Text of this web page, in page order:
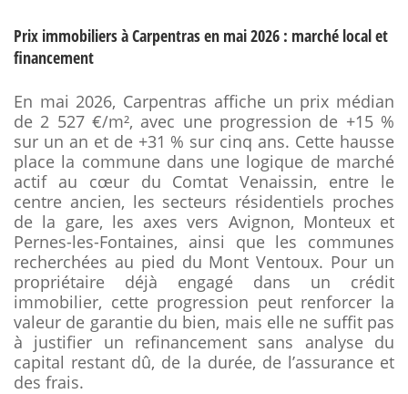
Prix immobiliers à Carpentras en mai 2026 : marché local et
financement
En mai 2026, Carpentras affiche un prix médian
de 2 527 €/m², avec une progression de +15 %
sur un an et de +31 % sur cinq ans. Cette hausse
place la commune dans une logique de marché
actif au cœur du Comtat Venaissin, entre le
centre ancien, les secteurs résidentiels proches
de la gare, les axes vers Avignon, Monteux et
Pernes-les-Fontaines, ainsi que les communes
recherchées au pied du Mont Ventoux. Pour un
propriétaire déjà engagé dans un crédit
immobilier, cette progression peut renforcer la
valeur de garantie du bien, mais elle ne suffit pas
à justifier un refinancement sans analyse du
capital restant dû, de la durée, de l’assurance et
des frais.